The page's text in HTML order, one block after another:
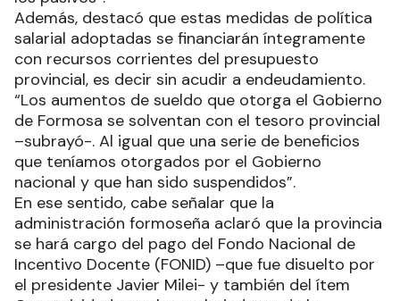
Además, destacó que estas medidas de política
salarial adoptadas se financiarán íntegramente
con recursos corrientes del presupuesto
provincial, es decir sin acudir a endeudamiento.
“Los aumentos de sueldo que otorga el Gobierno
de Formosa se solventan con el tesoro provincial
–subrayó-. Al igual que una serie de beneficios
que teníamos otorgados por el Gobierno
nacional y que han sido suspendidos”.
En ese sentido, cabe señalar que la
administración formoseña aclaró que la provincia
se hará cargo del pago del Fondo Nacional de
Incentivo Docente (FONID) –que fue disuelto por
el presidente Javier Milei- y también del ítem